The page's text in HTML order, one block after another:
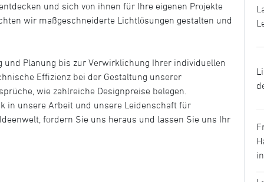
und sich von ihnen für Ihre eigenen Projekte
wir maßgeschneiderte Lichtlösungen gestalten und
und Planung bis zur Verwirklichung Ihrer individuellen
Effizienz bei der Gestaltung unserer
wie zahlreiche Designpreise belegen.
in unsere Arbeit und unsere Leidenschaft für
fordern Sie uns heraus und lassen Sie uns Ihr